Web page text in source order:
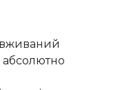
абсолютно